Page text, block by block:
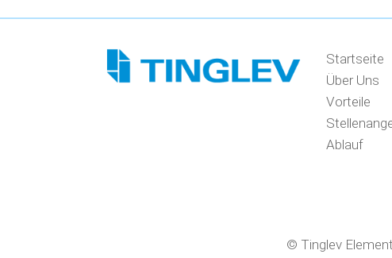
Startseite
Über Uns
Vorteile
Ablauf
© Tinglev